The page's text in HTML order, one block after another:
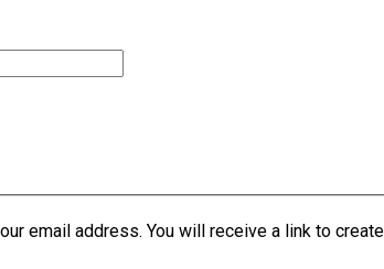
email address. You will receive a link to